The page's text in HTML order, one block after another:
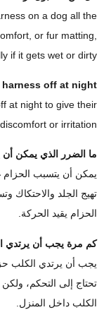
on a dog all the
or fur matting,
if it gets wet or dirty.
off at night?
at night to give their
or irritation.
ما الضرر الذي يمكن أن
يمكن أن يتسبب الحزام
تهيج الجلد والاحتكاك
الحزام يقيد الحركة.
كم مرة يجب أن يرتدي
يجب أن يرتدي الكلب
تحتاج إلى التحكم، ولكن
الكلب داخل المنزل.